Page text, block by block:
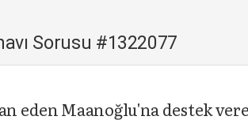
Sorusu #1322077
eden Maanoğlu'na destek